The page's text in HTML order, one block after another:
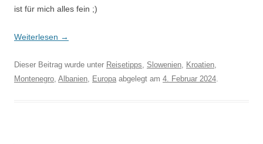
ist für mich alles fein ;)
Weiterlesen →
Dieser Beitrag wurde unter Reisetipps, Slowenien, Kroatien,
Montenegro, Albanien, Europa abgelegt am 4. Februar 2024.